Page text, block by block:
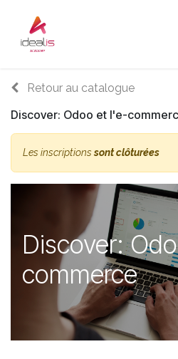
Retour au catalogue
Discover: Odoo et l'e-
Les inscriptionssont clôturées
Discover:
commerce